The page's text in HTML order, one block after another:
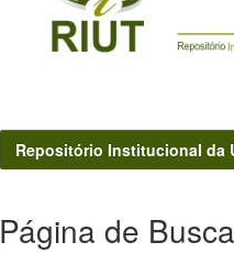
Repositório Institucional da
Página de Busca